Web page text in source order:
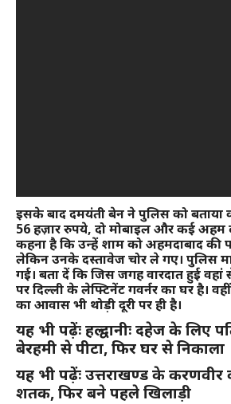
इसके बाद दमयंती बेन ने पुलिस को बताया
56 हज़ार रुपये, दो मोबाइल और कई अहम
कहना है कि उन्हें शाम को अहमदाबाद की
लेकिन उनके दस्तावेज चोर ले गए। पुलिस
गई। बता दें कि जिस जगह वारदात हुई वहां
पर दिल्ली के लेफ्टिनेंट गवर्नर का घर है।
का आवास भी थोड़ी दूरी पर ही है।
यह भी पढ़ेंः हल्द्वानीः दहेज के लिए
बेरहमी से पीटा, फिर घर से निकाला
यह भी पढ़ेंः उत्तराखण्ड के
शतक, फिर बने पहले खिलाड़ी